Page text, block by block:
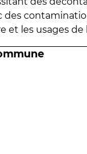
et les usages de